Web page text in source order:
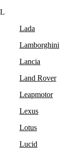
L
Lada
Lamborghini
Lancia
Land Rover
Leapmotor
Lexus
Lotus
Lucid